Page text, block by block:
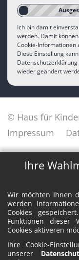
Ihre
Wir möchten Ihnen
werden
Cookies
Funktionen dieser
Cookies aktiveren
Ihre Cookie-
unserer
Ich bin damit
werden. Damit
Cookie-
Diese Einstellung
wieder geändert
© Haus für
Impressum